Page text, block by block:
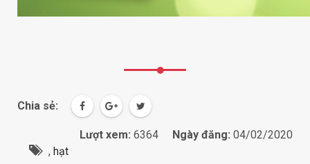
Chia sẻ:
Lượt xem: 6364 Ngày đăng: 04/02/2020
, hạt